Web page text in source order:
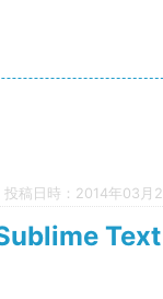
投稿日時：2014年03月
Text